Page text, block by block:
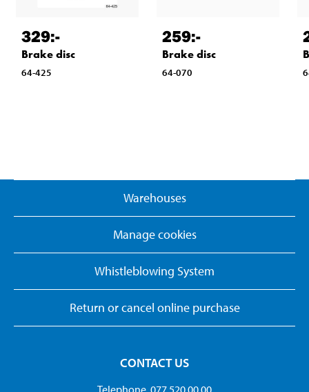
329:-
Brake disc
64-425
259:-
Brake disc
64-070
Warehouses
Manage cookies
Whistleblowing System
Return or cancel online purchase
CONTACT US